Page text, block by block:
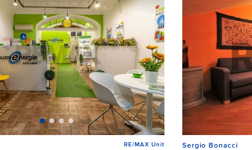
RE/MAX Unit Sergio Bonacci